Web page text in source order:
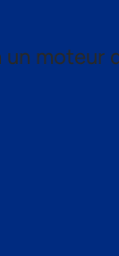
moteur